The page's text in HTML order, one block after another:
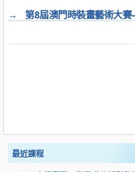
→
第8屆澳門時裝畫藝術大
最近課程